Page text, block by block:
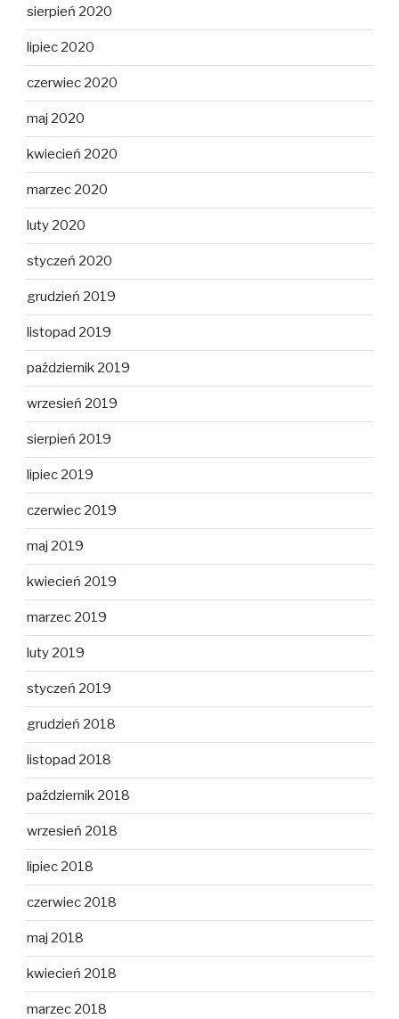
sierpień 2020
lipiec 2020
czerwiec 2020
maj 2020
kwiecień 2020
marzec 2020
luty 2020
styczeń 2020
grudzień 2019
listopad 2019
październik 2019
wrzesień 2019
sierpień 2019
lipiec 2019
czerwiec 2019
maj 2019
kwiecień 2019
marzec 2019
luty 2019
styczeń 2019
grudzień 2018
listopad 2018
październik 2018
wrzesień 2018
lipiec 2018
czerwiec 2018
maj 2018
kwiecień 2018
marzec 2018